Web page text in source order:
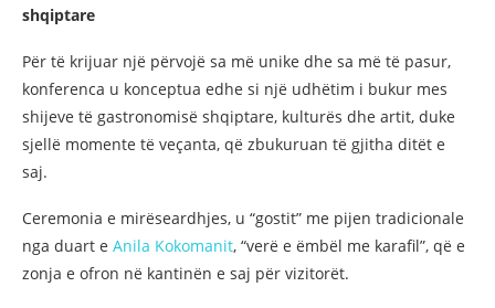
shqiptare
Për të krijuar një përvojë sa më unike dhe sa më të pasur,
konferenca u konceptua edhe si një udhëtim i bukur mes
shijeve të gastronomisë shqiptare, kulturës dhe artit, duke
sjellë momente të veçanta, që zbukuruan të gjitha ditët e
saj.
Ceremonia e mirëseardhjes, u “gostit” me pijen tradicionale
nga duart e Anila Kokomanit, “verë e ëmbël me karafil”, që e
zonja e ofron në kantinën e saj për vizitorët.